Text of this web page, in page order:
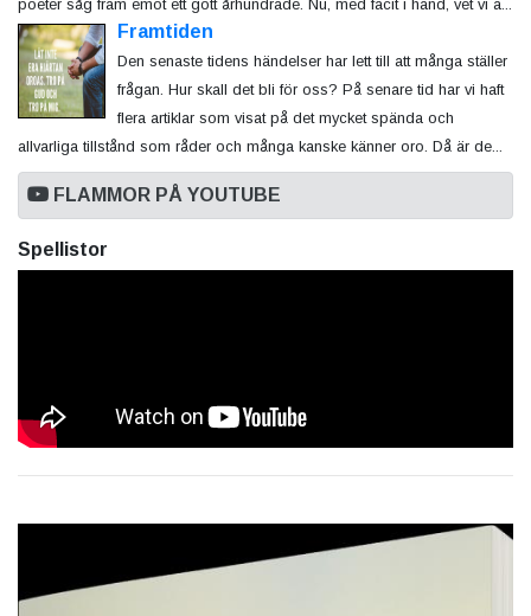
poeter såg fram emot ett gott århundrade. Nu, med facit i hand, vet vi a...
Framtiden
Den senaste tidens händelser har lett till att många ställer
frågan. Hur skall det bli för oss? På senare tid har vi haft
flera artiklar som visat på det mycket spända och
allvarliga tillstånd som råder och många kanske känner oro. Då är de...
FLAMMOR PÅ YOUTUBE
Spellistor